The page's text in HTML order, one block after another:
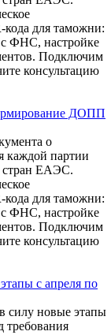
для таможни:
с ФНС, настройке
Подключим
консультацию
ДОПП
о
каждой партии
стран ЕАЭС.
для таможни:
с ФНС, настройке
Подключим
консультацию
с апреля по
силу новые этапы
требования